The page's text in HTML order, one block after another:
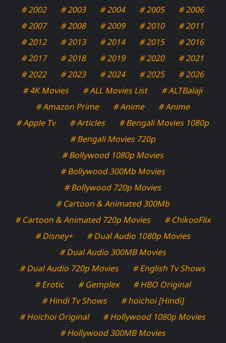
# 2002
# 2003 # 2004 # 2005
# 2006
# 2007
# 2008 # 2009 # 2010
# 2011
# 2012
# 2013 # 2014 # 2015
# 2016
# 2017
# 2018 # 2019 # 2020
# 2021
# 2022
# 2023 # 2024 # 2025
# 2026
# 4K Movies
# ALL Movies List
# ALTBalaji
# Amazon Prime
# Anime
# Anime
# Apple Tv
# Articles
# Bengali Movies 1080p
# Bengali Movies 720p
# Bollywood 1080p Movies
# Bollywood 300Mb Movies
# Bollywood 720p Movies
# Cartoon & Animated 300Mb
# Cartoon & Animated 720p Movies
# ChikooFlix
# Disney+
# Dual Audio 1080p Movies
# Dual Audio 300MB Movies
# Dual Audio 720p Movies
# English Tv Shows
# Erotic
# Gemplex
# HBO Original
# Hindi Tv Shows
# hoichoi [Hindi]
# Hoichoi Original
# Hollywood 1080p Movies
# Hollywood 300MB Movies